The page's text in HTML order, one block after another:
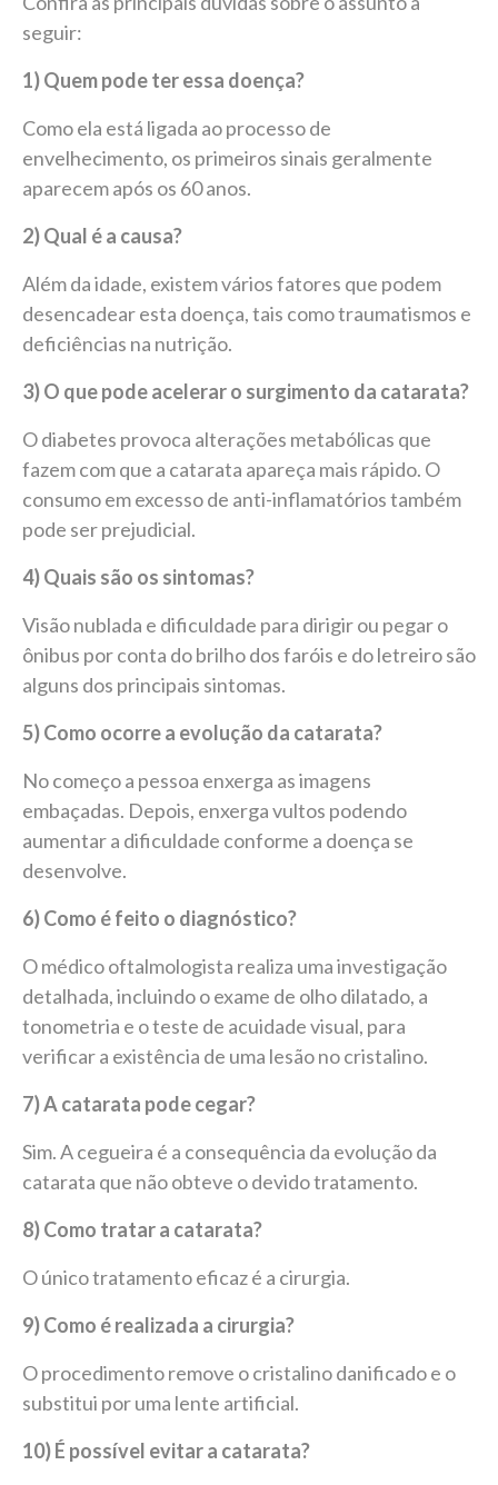
seguir:
1) Quem pode ter essa doença?
Como ela está ligada ao processo de
envelhecimento, os primeiros sinais geralmente
aparecem após os 60 anos.
2) Qual é a causa?
Além da idade, existem vários fatores que podem
desencadear esta doença, tais como traumatismos e
deficiências na nutrição.
3) O que pode acelerar o surgimento da catarata?
O diabetes provoca alterações metabólicas que
fazem com que a catarata apareça mais rápido. O
consumo em excesso de anti-inflamatórios também
pode ser prejudicial.
4) Quais são os sintomas?
Visão nublada e dificuldade para dirigir ou pegar o
ônibus por conta do brilho dos faróis e do letreiro são
alguns dos principais sintomas.
5) Como ocorre a evolução da catarata?
No começo a pessoa enxerga as imagens
embaçadas. Depois, enxerga vultos podendo
aumentar a dificuldade conforme a doença se
desenvolve.
6) Como é feito o diagnóstico?
O médico oftalmologista realiza uma investigação
detalhada, incluindo o exame de olho dilatado, a
tonometria e o teste de acuidade visual, para
verificar a existência de uma lesão no cristalino.
7) A catarata pode cegar?
Sim. A cegueira é a consequência da evolução da
catarata que não obteve o devido tratamento.
8) Como tratar a catarata?
O único tratamento eficaz é a cirurgia.
9) Como é realizada a cirurgia?
O procedimento remove o cristalino danificado e o
substitui por uma lente artificial.
10) É possível evitar a catarata?